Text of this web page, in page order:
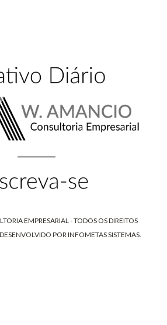
EMPRESARIAL - TODOS OS DIREITOS
PORINFOMETAS SISTEMAS.